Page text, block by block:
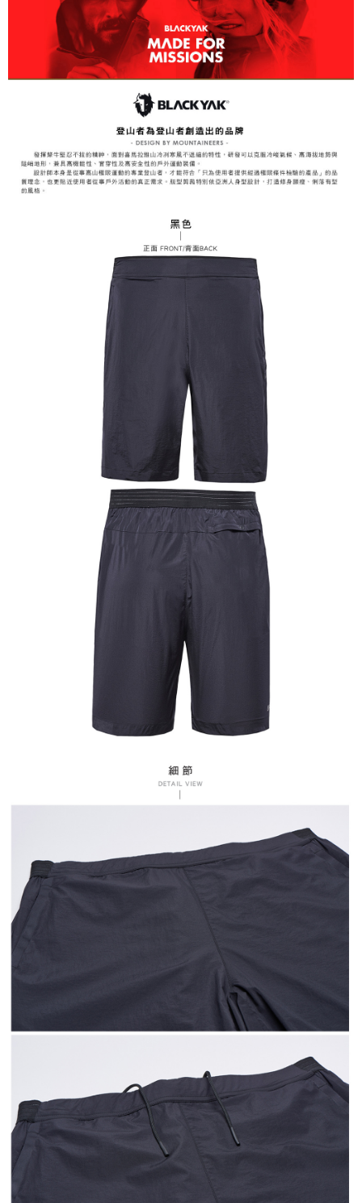
購買商品的店家。未經商家同意取消之訂單仍視為有效，需透過AFTEE先享
後付繳納相關費用。
※ 交易是否成功請以「AFTEE先享後付 」之結帳頁面顯示為準，若有關於
是否繳費成功／繳費後需取消欲退款等相關疑問，請聯繫「AFTEE先享後付
客戶支援中心」https://netprotections.freshdesk.com/support/home
１．透過由恩沛科技股份有限公司提供之「AFTEE先享後付」服務完成之交
易，需依本服務之必要範圍內提供個人資料，並將交易相關給付款項請求債
權轉讓予恩沛科技股份有限公司。
２．關於個人資料處理事宜，請瀏覽以下網址：
https://aftee.tw/terms/#terms3
３．未成年的使用者請事先徵得法定代理人或監護人之同意方可使用
「AFTEE先享後付」，若未經同意申辦者引起之損失，本公司不負相關責
４．使用「AFTEE先享後付」時，將依據個別帳號之用戶狀況，依本公司即
時審查核予不同之上限額度；若仍有額度不足之情形，本公司將視審查結果
請求用戶進行身份認證。
５．嚴禁一人註冊多個帳號或使用他人資訊註冊。若發現惡意使用之情形，
恩沛科技股份有限公司將有權停止該用戶之使用額度並採取法律行動。
每筆NT$60，滿NT$799(含以上)免運費
付款後萊爾富取貨
每筆NT$60，滿NT$799(含以上)免運費
每筆NT$60，滿NT$799(含以上)免運費
每筆NT$60，滿NT$799(含以上)免運費
宅配